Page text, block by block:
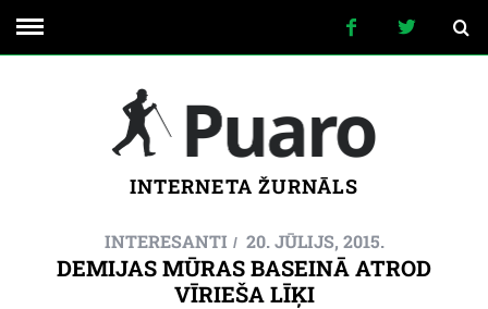
INTERNETA ŽURNĀLS
INTERESANTI 20. JŪLIJS, 2015.
DEMIJAS MŪRAS BASEINĀ ATROD
VĪRIEŠA LĪĶI